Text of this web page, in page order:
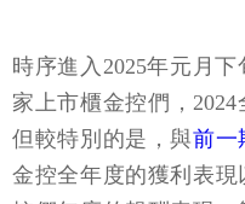
時序進入2025年元月
家上市櫃金控們，
但較特別的是，與前一
金控全年度的獲利表